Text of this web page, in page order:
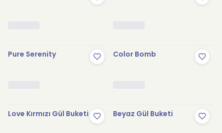
Pure Serenity Color Bomb
Love Kırmızı Gül Buketi Beyaz Gül Buketi